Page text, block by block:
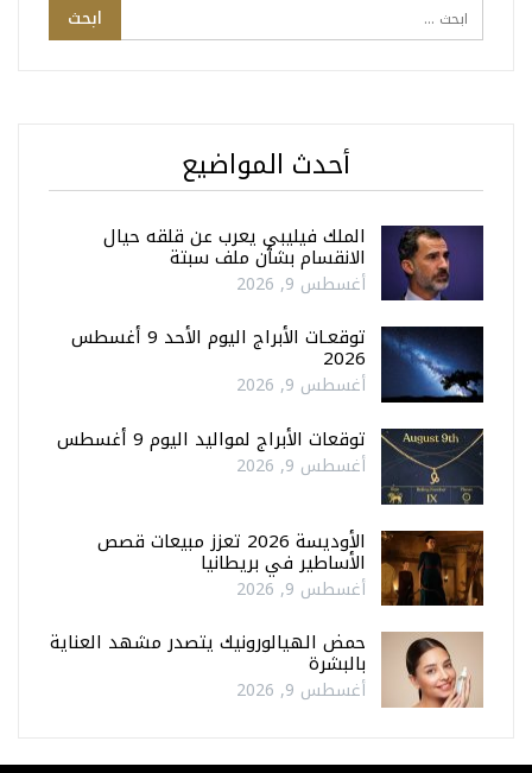
أحدث المواضيع
الملك فيليبي يعرب عن قلقه حيال
الانقسام بشأن ملف سبتة
أغسطس 9, 2026
توقعـات الأبراج اليوم الأحد 9 أغسطس
2026
أغسطس 9, 2026
توقعات الأبراج لمواليد اليوم 9 أغسطس
أغسطس 9, 2026
الأوديسة 2026 تعزز مبيعات قصص
الأساطير في بريطانيا
أغسطس 9, 2026
حمض الهيالورونيك يتصدر مشهد العناية
بالبشرة
أغسطس 9, 2026